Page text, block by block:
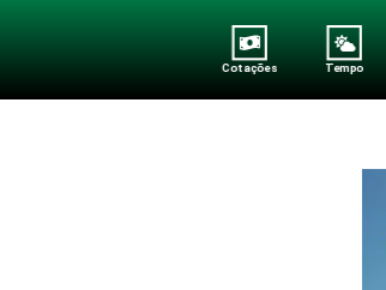
Cotações Tempo